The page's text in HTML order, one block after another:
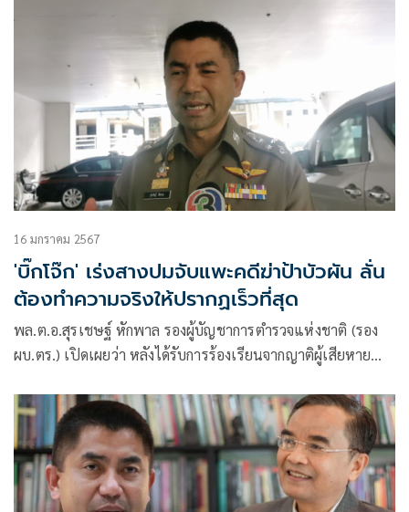
16 มกราคม 2567
'บิ๊กโจ๊ก' เร่งสางปมจับแพะคดีฆ่าป้าบัวผัน ลั่น
ต้องทำความจริงให้ปรากฏเร็วที่สุด
พล.ต.อ.สุรเชษฐ์ หักพาล รองผู้บัญชาการตำรวจแห่งชาติ (รอง
ผบ.ตร.) เปิดเผยว่า หลังได้รับการร้องเรียนจากญาติผู้เสียหาย
จว.สระแก้ว ตนเองเตรียมลงพื้นที่ไปสะสางคดี ในฐานะผู้อำนวย
การศูนย์พิทักษ์เด็ก สตรี ครอบครัว